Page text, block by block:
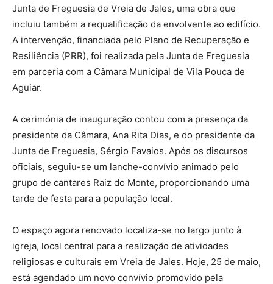
Junta de Freguesia de Vreia de Jales, uma obra que
incluiu também a requalificação da envolvente ao edifício.
A intervenção, financiada pelo Plano de Recuperação e
Resiliência (PRR), foi realizada pela Junta de Freguesia
em parceria com a Câmara Municipal de Vila Pouca de
Aguiar.
A cerimónia de inauguração contou com a presença da
presidente da Câmara, Ana Rita Dias, e do presidente da
Junta de Freguesia, Sérgio Favaios. Após os discursos
oficiais, seguiu-se um lanche-convívio animado pelo
grupo de cantares Raiz do Monte, proporcionando uma
tarde de festa para a população local.
O espaço agora renovado localiza-se no largo junto à
igreja, local central para a realização de atividades
religiosas e culturais em Vreia de Jales. Hoje, 25 de maio,
está agendado um novo convívio promovido pela